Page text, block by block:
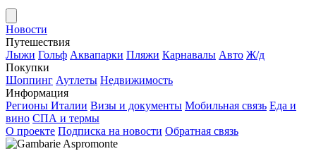
Новости
Путешествия
Лыжи Гольф Аквапарки Пляжи Карнавалы Авто Ж/д
Покупки
Шоппинг Аутлеты Недвижимость
Информация
Регионы Италии Визы и документы Мобильная связь Еда и
вино СПА и термы
О проекте Подписка на новости Обратная связь